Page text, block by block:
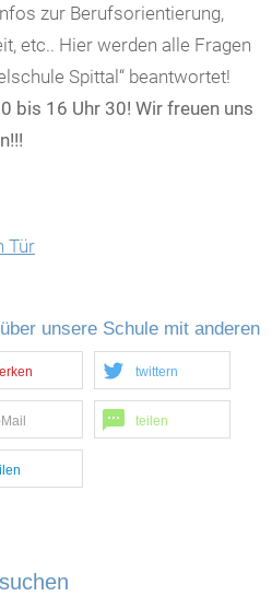
zur Berufsorientierung,
etc.. Hier werden alle Fragen
Spittal“ beantwortet!
bis 16 Uhr 30! Wir freuen uns
Tür
unsere Schule mit anderen
twittern
teilen